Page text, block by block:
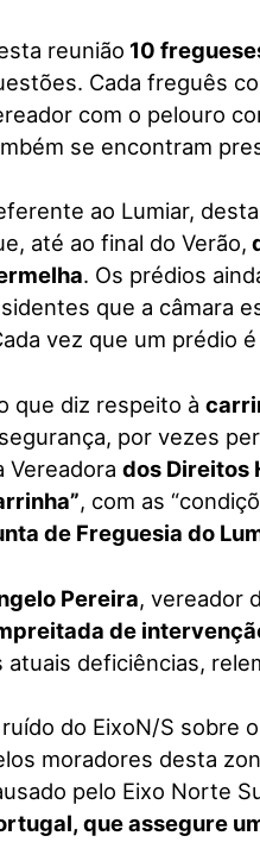
reunião 10
Cada freguês
com o pelouro
se encontram
ao Lumiar,
até ao final do Verão,
. Os prédios
que a câmara
vez que um prédio
que diz respeito à
por vezes
Vereadora dos Direitos
, com as
de Freguesia do
Pereira, vereador
de
atuais deficiências,
ruído do EixoN/S sobre
moradores desta
pelo Eixo Norte
que assegure